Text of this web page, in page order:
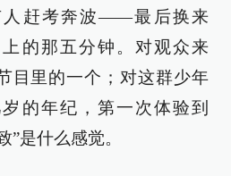
人赶考奔波——最后换来
的那五分钟。对观众来
目里的一个；对这群少年
的年纪，第一次体验到
”是什么感觉。